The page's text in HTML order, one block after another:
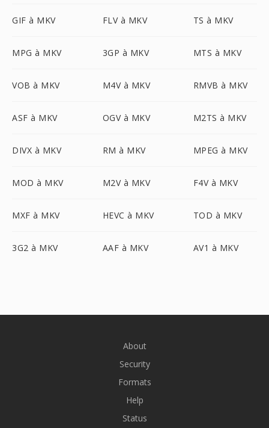
GIF à MKV FLV à MKV TS à MKV
MPG à MKV 3GP à MKV MTS à MKV
VOB à MKV M4V à MKV RMVB à MKV
ASF à MKV OGV à MKV M2TS à MKV
DIVX à MKV RM à MKV MPEG à MKV
MOD à MKV M2V à MKV F4V à MKV
MXF à MKV HEVC à MKV TOD à MKV
3G2 à MKV AAF à MKV AV1 à MKV
About
Security
Formats
Help
Status